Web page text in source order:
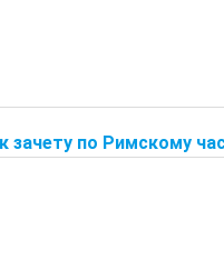
зачету по Римскому